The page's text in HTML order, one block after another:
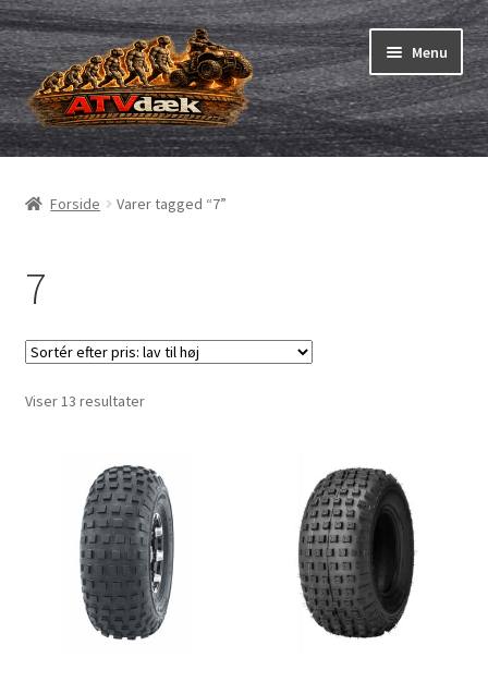
Spring
til
navigation
Spring
til
indhold
Menu
ATV-dæk
Udfold
Karting
Forside Varer tagged “7”
7
Viser 13 resultaterSorteret
lav
til
høj